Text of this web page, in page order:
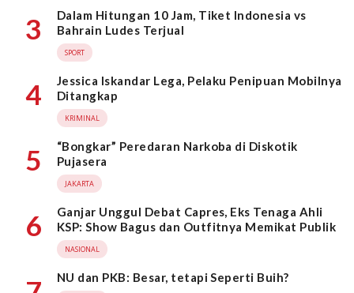
3
Dalam Hitungan 10 Jam, Tiket Indonesia vs
Bahrain Ludes Terjual
SPORT
4
Jessica Iskandar Lega, Pelaku Penipuan Mobilnya
Ditangkap
KRIMINAL
5
“Bongkar” Peredaran Narkoba di Diskotik
Pujasera
JAKARTA
6
Ganjar Unggul Debat Capres, Eks Tenaga Ahli
KSP: Show Bagus dan Outfitnya Memikat Publik
NASIONAL
NU dan PKB: Besar, tetapi Seperti Buih?